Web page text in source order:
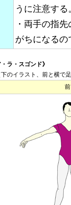
うに注意する
・両手の指
がちになるの
・ラ・スゴンド》
のイラスト、前と横で
前